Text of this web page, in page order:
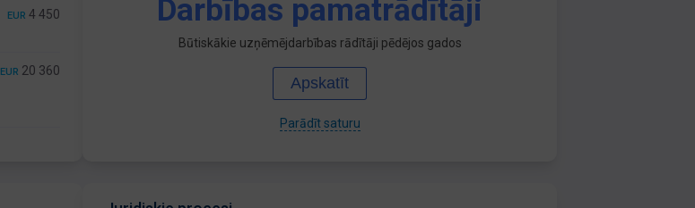
EUR 4 450
EUR 20 360
Darbības pamatrādītāji
Būtiskākie uzņēmējdarbības rādītāji pēdējos gados
Apskatīt
Parādīt saturu